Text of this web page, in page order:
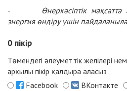
-
Өнеркәсіптік
энергия өндіру үшін
0 пікір
Төмендегі әлеуметтік желілері
арқылы пікір қалдыра аласыз
Facebook
ВКонтакте